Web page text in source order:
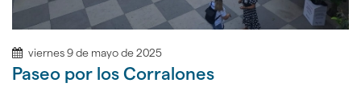
viernes 9 de mayo de 2025
Paseo por los Corralones